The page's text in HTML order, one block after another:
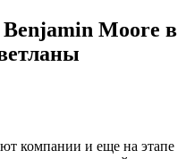
Moore в
компании и еще на этапе